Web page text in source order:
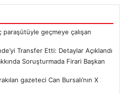
paraşütüyle geçmeye çalışan
Transfer Etti: Detaylar Açıklandı
Soruşturmada Firari Başkan
gazeteci Can Bursalı’nın X